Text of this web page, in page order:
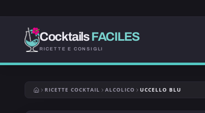
CocktailsFACILES
RICETTE E CONSIGLI
RICETTE COCKTAIL ALCOLICO UCCELLO BLU